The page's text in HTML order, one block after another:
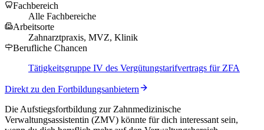
Fachbereich
Alle Fachbereiche
Arbeitsorte
Zahnarztpraxis, MVZ, Klinik
Berufliche Chancen
Tätigkeitsgruppe IV des Vergütungstarifvertrags für ZFA
Direkt zu den Fortbildungsanbietern
Die Aufstiegsfortbildung zur Zahnmedizinische
Verwaltungsassistentin (ZMV) könnte für dich interessant sein,